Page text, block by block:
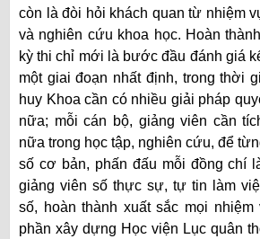
còn là đòi hỏi khách quan từ nhiệm
và nghiên cứu khoa học. Hoàn
kỳ thi chỉ mới là bước đầu đánh giá
một giai đoạn nhất định, trong thời
huy Khoa cần có nhiều giải pháp
nữa; mỗi cán bộ, giảng viên cần
nữa trong học tập, nghiên cứu, để
số cơ bản, phấn đấu mỗi đồng chí
giảng viên số thực sự, tự tin làm
số, hoàn thành xuất sắc mọi
phần xây dựng Học viện Lục quân